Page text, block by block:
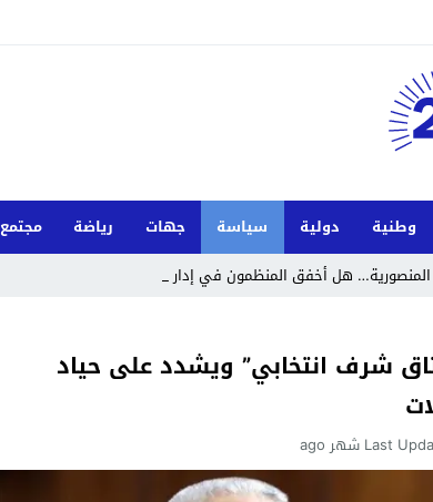
وطنية دولية سياسة جهات رياضة مجتمع
المنصورية… هل أخفق المنظمون في إدارة الحدث
شرف انتخابي” ويشدد على حياد
Last